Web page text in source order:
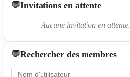
Invitations en attente
Aucune invitation en attente.
Rechercher des membres